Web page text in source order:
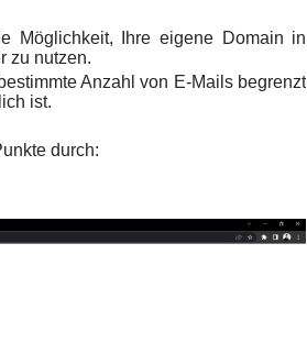
Möglichkeit, Ihre eigene Domain in
zu nutzen.
Anzahl von E-Mails begrenzt
ist.
durch: